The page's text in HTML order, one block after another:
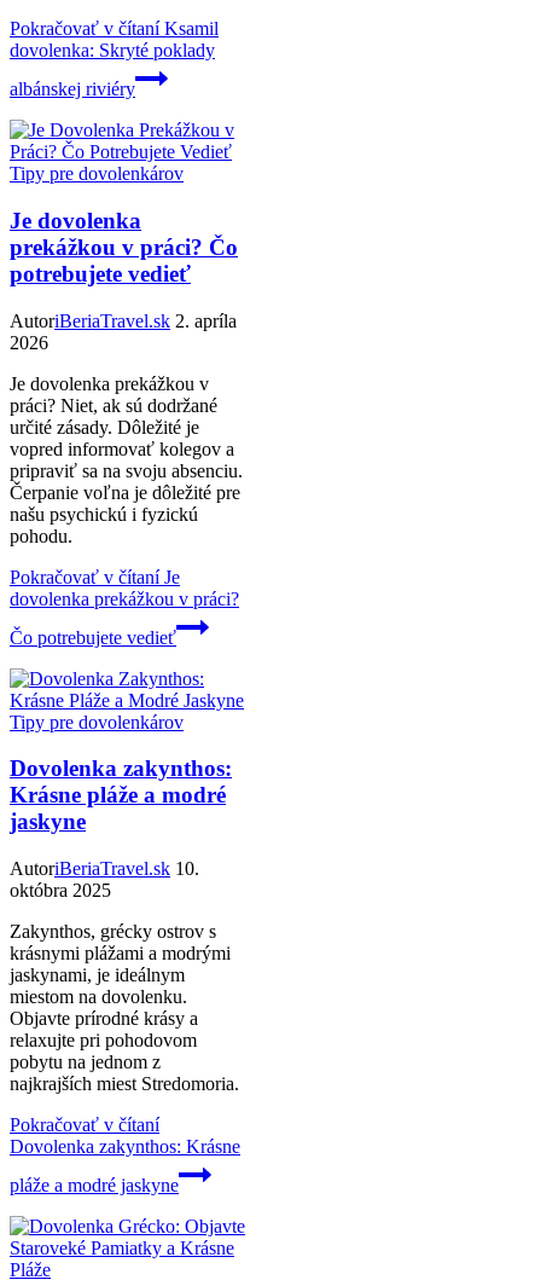
Pokračovať v čítaníKsamil
dovolenka: Skryté poklady
albánskej riviéry
Tipy pre dovolenkárov
Je dovolenka
prekážkou v práci? Čo
potrebujete vedieť
AutoriBeriaTravel.sk 2. apríla
2026
Je dovolenka prekážkou v
práci? Niet, ak sú dodržané
určité zásady. Dôležité je
vopred informovať kolegov a
pripraviť sa na svoju absenciu.
Čerpanie voľna je dôležité pre
našu psychickú i fyzickú
pohodu.
Pokračovať v čítaníJe
dovolenka prekážkou v práci?
Čo potrebujete vedieť
Tipy pre dovolenkárov
Dovolenka zakynthos:
Krásne pláže a modré
jaskyne
AutoriBeriaTravel.sk 10.
októbra 2025
Zakynthos, grécky ostrov s
krásnymi plážami a modrými
jaskynami, je ideálnym
miestom na dovolenku.
Objavte prírodné krásy a
relaxujte pri pohodovom
pobytu na jednom z
najkrajších miest Stredomoria.
Pokračovať v čítaní
Dovolenka zakynthos: Krásne
pláže a modré jaskyne